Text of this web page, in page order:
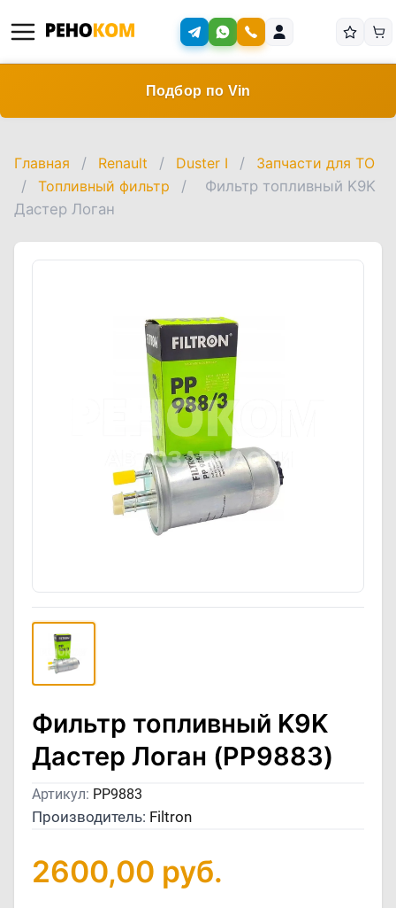
Подбор по Vin
Главная / Renault / Duster I /
Запчасти для ТО
/
Топливный фильтр /
Фильтр топливный K9K
Дастер Логан
Фильтр топливный K9K
Дастер Логан (PP9883)
Артикул: PP9883
Производитель: Filtron
2600,00 руб.